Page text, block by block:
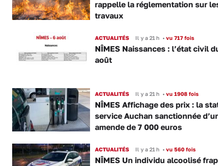
rappelle la réglementation sur
travaux
ACTUALITÉS Il y a 21 h •vu 717 fois
NÎMES Naissances : l’état civil
août
ACTUALITÉS Il y a 21 h •vu 1908 fois
NÎMES Affichage des prix : la
service Auchan sanctionnée
amende de 7 000 euros
ACTUALITÉS Il y a 21 h •vu 560 fois
NÎMES Un individu alcoolisé